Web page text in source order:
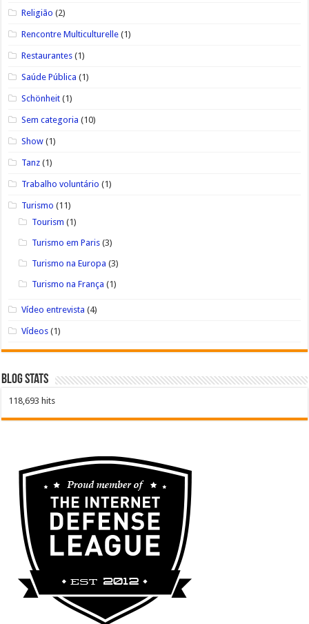
Religião (2)
Rencontre Multiculturelle (1)
Restaurantes (1)
Saúde Pública (1)
Schönheit (1)
Sem categoria (10)
Show (1)
Tanz (1)
Trabalho voluntário (1)
Turismo (11)
Tourism (1)
Turismo em Paris (3)
Turismo na Europa (3)
Turismo na França (1)
Vídeo entrevista (4)
Vídeos (1)
Blog Stats
118,693 hits